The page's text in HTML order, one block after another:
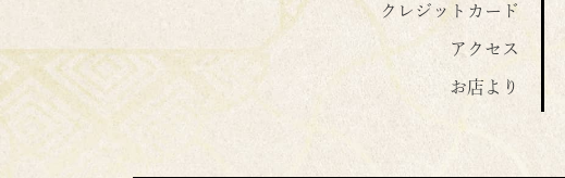
クレジットカード
アクセス
お店より